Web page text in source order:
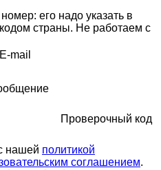
его надо указать в
страны. Не работаем с
E-mail
Проверочный код
нашей политикой
соглашением.